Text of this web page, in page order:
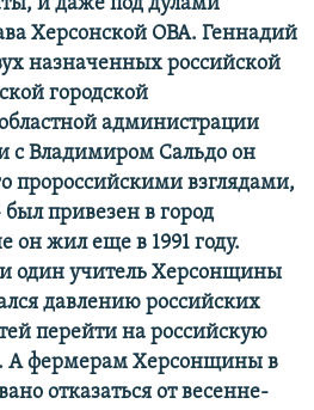
и даже под дулами
Херсонской ОВА. Геннадий
назначенных российской
городской
администрации
с Владимиром Сальдо он
пророссийскими взглядами,
привезен в город
он жил еще в 1991 году.
один учитель Херсонщины
давлению российских
перейти на российскую
А фермерам Херсонщины в
отказаться от весенне-